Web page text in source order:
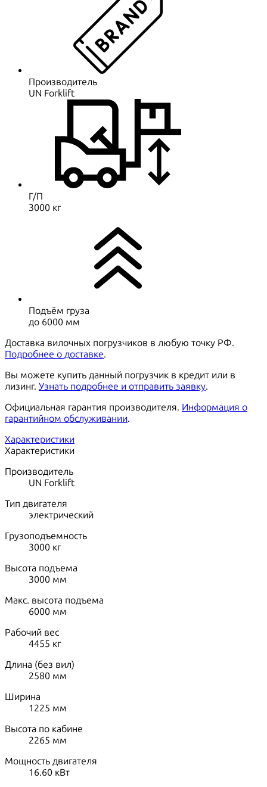
Производитель
UN Forklift
Г/П
3000 кг
Подъём груза
до 6000 мм
Доставка вилочных погрузчиков в любую точку РФ.
Подробнее о доставке.
Вы можете купить данный погрузчик в кредит или в
лизинг. Узнать подробнее и отправить заявку.
Официальная гарантия производителя. Информация о
гарантийном обслуживании.
Характеристики
Характеристики
Производитель
UN Forklift
Тип двигателя
электрический
Грузоподъемность
3000 кг
Высота подъема
3000 мм
Макс. высота подъема
6000 мм
Рабочий вес
4455 кг
Длина (без вил)
2580 мм
Ширина
1225 мм
Высота по кабине
2265 мм
Мощность двигателя
16.60 кВт